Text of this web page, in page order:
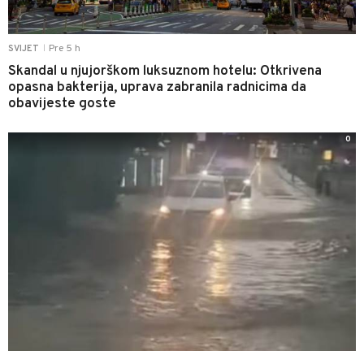
SVIJET Pre 5 h
Skandal u njujorškom luksuznom hotelu: Otkrivena
opasna bakterija, uprava zabranila radnicima da
obavijeste goste
0